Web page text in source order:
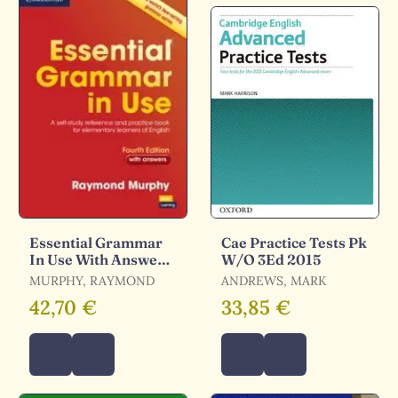
Essential Grammar
In Use With Answers
(4Th Ed. )
MURPHY, RAYMOND
42,70 €
Cae Practice Tests Pk
W/O 3Ed 2015
ANDREWS, MARK
33,85 €